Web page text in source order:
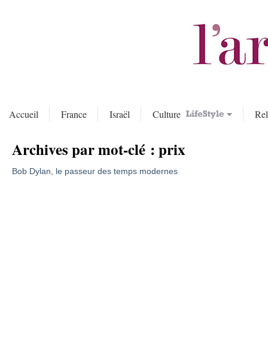
Accueil France Israël Culture
Archives par mot-clé :prix
Bob Dylan, le passeur des temps modernes